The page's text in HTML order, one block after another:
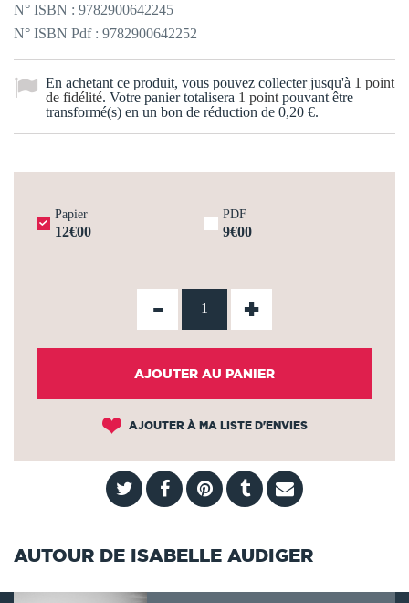
N° ISBN : 9782900642245
N° ISBN Pdf : 9782900642252
En achetant ce produit, vous pouvez collecter jusqu'à 1 point
de fidélité. Votre panier totalisera 1 point pouvant être
transformé(s) en un bon de réduction de 0,20 €.
Papier
12€00
PDF
9€00
- +
AJOUTER AU PANIER
AJOUTER À MA LISTE D'ENVIES
AUTOUR DE ISABELLE AUDIGER